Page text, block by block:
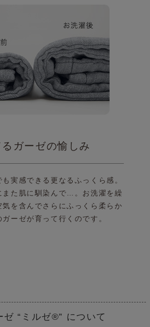
ガーゼの愉しみ
実感できる更なるふっくら感。
また肌に馴染んで…。お洗濯を繰
気を含んでさらにふっくら柔らか
ガーゼが育って行くのです。
ゼ “ミルゼ®” について